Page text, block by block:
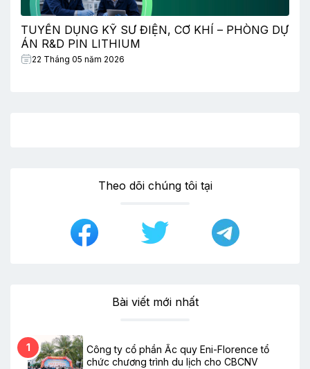
TUYỂN DỤNG KỸ SƯ ĐIỆN, CƠ KHÍ – PHÒNG DỰ
ÁN R&D PIN LITHIUM
22 Tháng 05 năm 2026
Theo dõi chúng tôi tại
Bài viết mới nhất
1
Công ty cổ phần Ắc quy Eni-Florence tổ
chức chương trình du lịch cho CBCNV